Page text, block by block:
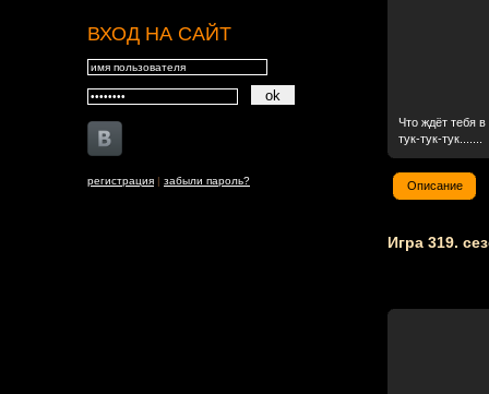
ВХОД НА САЙТ
регистрация | забыли пароль?
Что ждёт тебя
тук-тук-тук.......
Описание
Игра 319.